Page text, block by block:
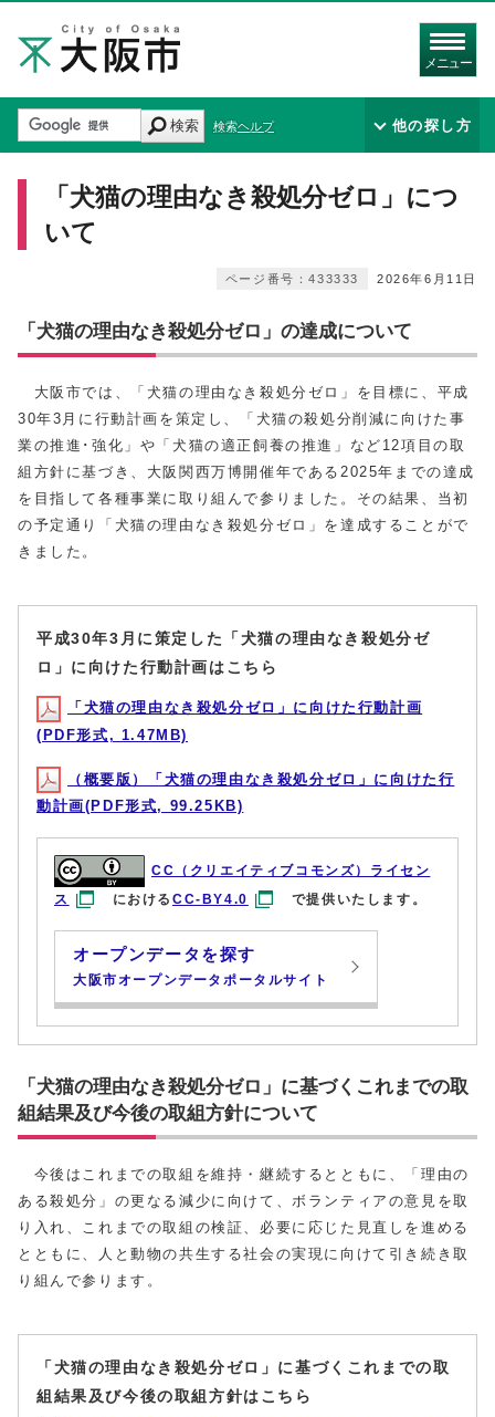
メニュー
検索 検索ヘルプ 他の探し方
「犬猫の理由なき殺処分ゼロ」につ
いて
2026年6月11日
ページ番号：433333
「犬猫の理由なき殺処分ゼロ」の達成について
大阪市では、「犬猫の理由なき殺処分ゼロ」を目標に、平成
30年3月に行動計画を策定し、「犬猫の殺処分削減に向けた事
業の推進･強化」や「犬猫の適正飼養の推進」など12項目の取
組方針に基づき、大阪関西万博開催年である2025年までの達成
を目指して各種事業に取り組んで参りました。その結果、当初
の予定通り「犬猫の理由なき殺処分ゼロ」を達成することがで
きました。
平成30年3月に策定した「犬猫の理由なき殺処分ゼ
ロ」に向けた行動計画はこちら
「犬猫の理由なき殺処分ゼロ」に向けた行動計画
(PDF形式, 1.47MB)
（概要版）「犬猫の理由なき殺処分ゼロ」に向けた行
動計画(PDF形式, 99.25KB)
CC（クリエイティブコモンズ）ライセン
ス
におけるCC-BY4.0 で提供いたします。
オープンデータを探す
大阪市オープンデータポータルサイト
「犬猫の理由なき殺処分ゼロ」に基づくこれまでの取
組結果及び今後の取組方針について
今後はこれまでの取組を維持・継続するとともに、「理由の
ある殺処分」の更なる減少に向けて、ボランティアの意見を取
り入れ、これまでの取組の検証、必要に応じた見直しを進める
とともに、人と動物の共生する社会の実現に向けて引き続き取
り組んで参ります。
「犬猫の理由なき殺処分ゼロ」に基づくこれまでの取
組結果及び今後の取組方針はこちら